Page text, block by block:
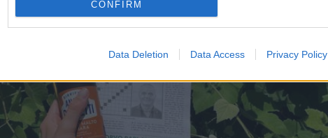
CONFIRM
Data Deletion Data Access Privacy Policy